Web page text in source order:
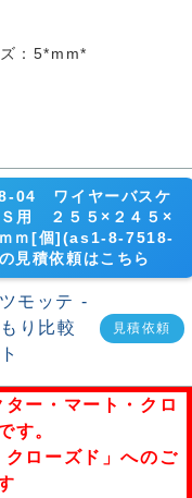
：5*mm*
04 ワイヤーバスケ
用 ２５５×２４５×
ｍｍ[個](as1-8-7518-
見積依頼はこちら
見積依頼
ー・マート・クロ
す。
ローズド」へのご